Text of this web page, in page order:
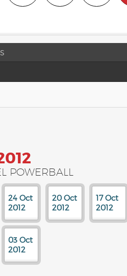
POWERBALL
24 Oct
2012
20 Oct
2012
17 Oct
2012
03 Oct
2012